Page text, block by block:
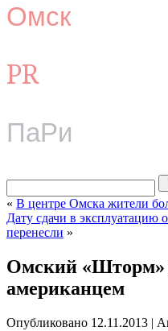
Омск
PR
ПаРи
« В центре Омска жители
Дату сдачи в эксплуатацию
перенесли »
Омский «Шторм»
американцем
Опубликовано 12.11.2013 |